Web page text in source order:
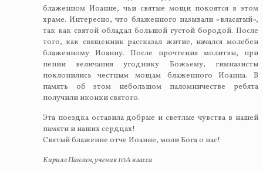
блаженном Иоанне, чьи святые мощи покоятся в этом
храме. Интересно, что блаженного называли «власатый»,
так как святой обладал большой густой бородой. После
того, как священник рассказал житие, начался молебен
блаженному Иоанну. После прочтения молитвы, при
пении величания угоднику Божьему, гимназисты
поклонились честным мощам блаженного Иоанна. В
память об этом небольшом паломничестве ребята
получили иконки святого.
Эта поездка оставила добрые и светлые чувства в нашей
памяти и наших сердцах!
Святый блаженне отче Иоанне, моли Бога о нас!
Кирилл Панзин, ученик 10А класса